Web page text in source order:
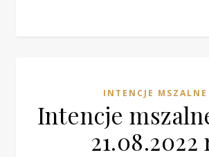
INTENCJE MSZALNE
Intencje
21.08.2022